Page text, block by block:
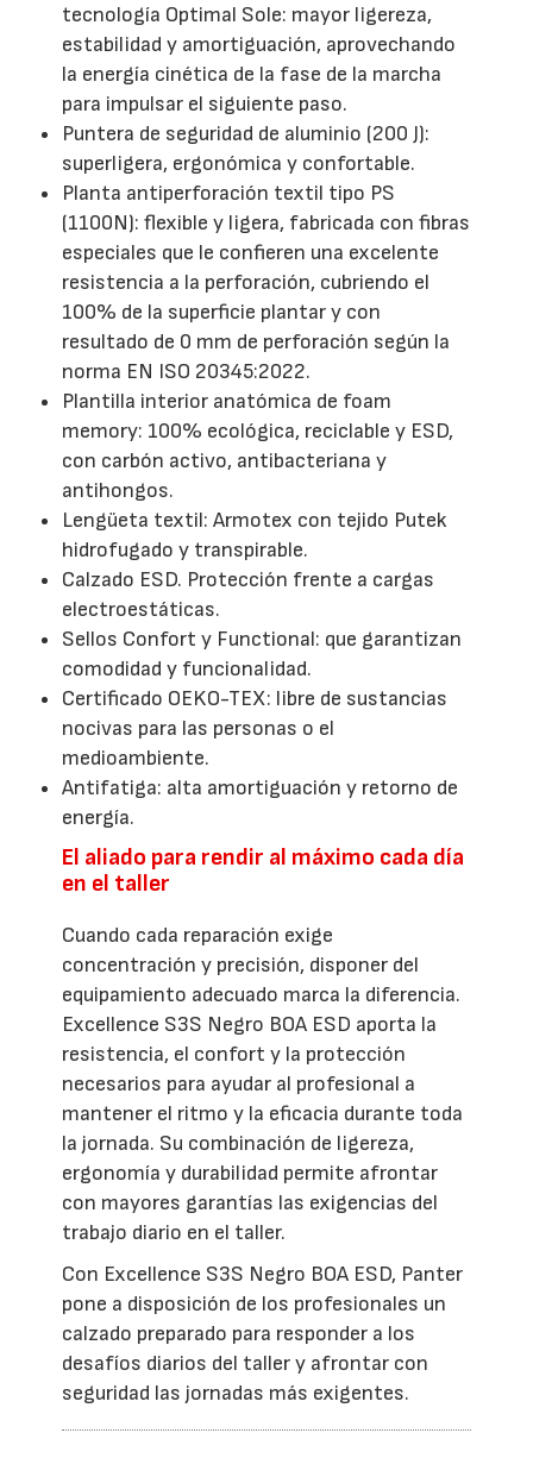
tecnología Optimal Sole: mayor ligereza,
estabilidad y amortiguación, aprovechando
la energía cinética de la fase de la marcha
para impulsar el siguiente paso.
Puntera de seguridad de aluminio (200 J):
superligera, ergonómica y confortable.
Planta antiperforación textil tipo PS
(1100N): flexible y ligera, fabricada con fibras
especiales que le confieren una excelente
resistencia a la perforación, cubriendo el
100% de la superficie plantar y con
resultado de 0 mm de perforación según la
norma EN ISO 20345:2022.
Plantilla interior anatómica de foam
memory: 100% ecológica, reciclable y ESD,
con carbón activo, antibacteriana y
antihongos.
Lengüeta textil: Armotex con tejido Putek
hidrofugado y transpirable.
Calzado ESD. Protección frente a cargas
electroestáticas.
Sellos Confort y Functional: que garantizan
comodidad y funcionalidad.
Certificado OEKO-TEX: libre de sustancias
nocivas para las personas o el
medioambiente.
Antifatiga: alta amortiguación y retorno de
energía.
El aliado para rendir al máximo cada día
en el taller
Cuando cada reparación exige
concentración y precisión, disponer del
equipamiento adecuado marca la diferencia.
Excellence S3S Negro BOA ESD aporta la
resistencia, el confort y la protección
necesarios para ayudar al profesional a
mantener el ritmo y la eficacia durante toda
la jornada. Su combinación de ligereza,
ergonomía y durabilidad permite afrontar
con mayores garantías las exigencias del
trabajo diario en el taller.
Con Excellence S3S Negro BOA ESD, Panter
pone a disposición de los profesionales un
calzado preparado para responder a los
desafíos diarios del taller y afrontar con
seguridad las jornadas más exigentes.